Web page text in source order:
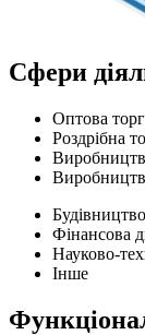
Сфери
Оптова
Роздрібна
Будівництво
Фiнансова
Науково-
Інше